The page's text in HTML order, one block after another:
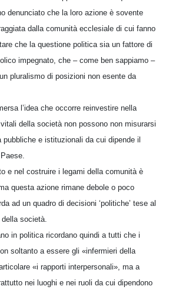
denunciato che la loro azione è sovente
dalla comunità ecclesiale di cui fanno
che la questione politica sia un fattore di
impegnato, che – come ben sappiamo –
pluralismo di posizioni non esente da
l’idea che occorre reinvestire nella
della società non possono non misurarsi
pubbliche e istituzionali da cui dipende il
e nel costruire i legami della comunità è
questa azione rimane debole o poco
ad un quadro di decisioni ‘politiche’ tese al
società.
in politica ricordano quindi a tutti che i
soltanto a essere gli «infermieri della
«i rapporti interpersonali», ma a
nei luoghi e nei ruoli da cui dipendono